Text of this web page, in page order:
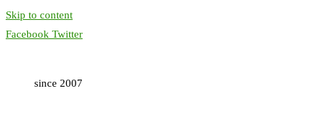
Skip to content
Facebook Twitter
since 2007